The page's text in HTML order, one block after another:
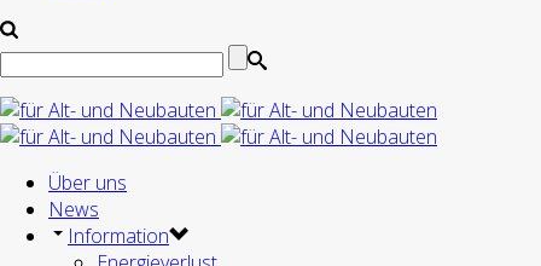
Über uns
News
Information